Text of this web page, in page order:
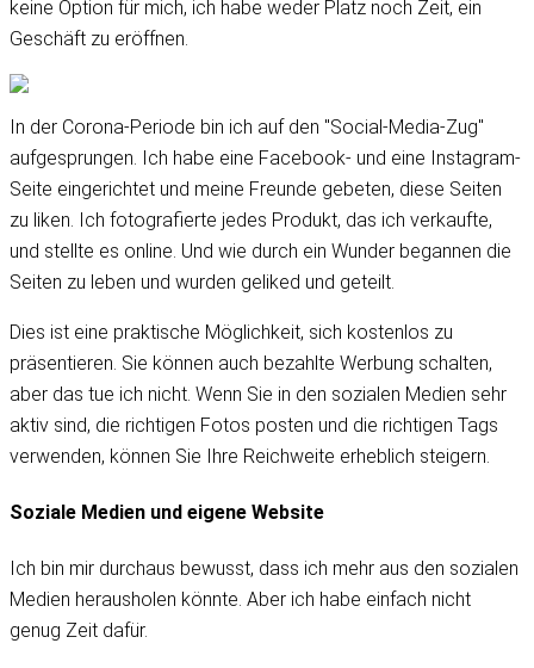
keine Option für mich, ich habe weder Platz noch Zeit, ein
Geschäft zu eröffnen.
In der Corona-Periode bin ich auf den "Social-Media-Zug"
aufgesprungen. Ich habe eine Facebook- und eine Instagram-
Seite eingerichtet und meine Freunde gebeten, diese Seiten
zu liken. Ich fotografierte jedes Produkt, das ich verkaufte,
und stellte es online. Und wie durch ein Wunder begannen die
Seiten zu leben und wurden geliked und geteilt.
Dies ist eine praktische Möglichkeit, sich kostenlos zu
präsentieren. Sie können auch bezahlte Werbung schalten,
aber das tue ich nicht. Wenn Sie in den sozialen Medien sehr
aktiv sind, die richtigen Fotos posten und die richtigen Tags
verwenden, können Sie Ihre Reichweite erheblich steigern.
Soziale Medien und eigene Website
Ich bin mir durchaus bewusst, dass ich mehr aus den sozialen
Medien herausholen könnte. Aber ich habe einfach nicht
genug Zeit dafür.